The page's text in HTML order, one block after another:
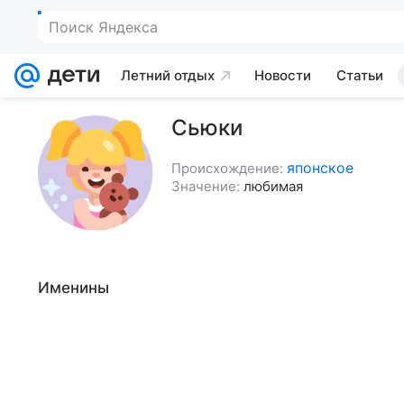
Поиск Яндекса
Летний отдых Новости Статьи
Сьюки
Происхождение: японское
Значение: любимая
Именины